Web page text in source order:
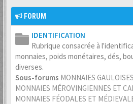
FORUM
IDENTIFICATION
Rubrique consacrée à
monnaies, poids monétaires, dés,
diverses.
Sous-forums MONNAIES
MONNAIES MÉROVINGIENNES ET
MONNAIES FÉODALES ET